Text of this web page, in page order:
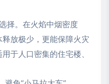
择。在火焰中烟密度
放极少，更能保障火灾
于人口密集的住宅楼、